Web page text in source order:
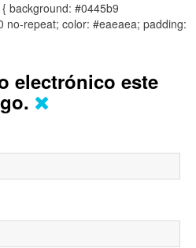
background: #0445b9
no-repeat; color: #eaeaea; padding:
electrónico este